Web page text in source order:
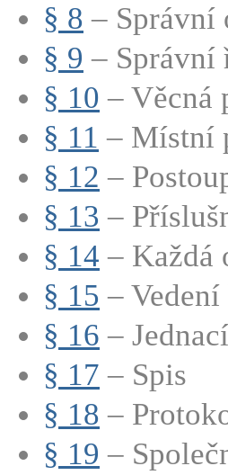
§ 8 – Správní
§ 9 – Správní
§ 10 – Věcná
§ 11 – Místní
§ 12 –
§ 13 –
§ 14 – Každá
§ 15 –
§ 16 –
§ 17 – Spis
§ 18 –
§ 19 –